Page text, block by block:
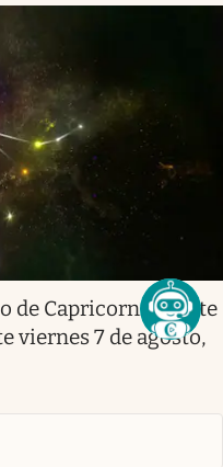
de Capricornio: así te
viernes 7 de agosto,